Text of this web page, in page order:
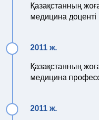
Қазақстанның
медицина доценті
2011 ж.
Қазақстанның
медицина
2011 ж.